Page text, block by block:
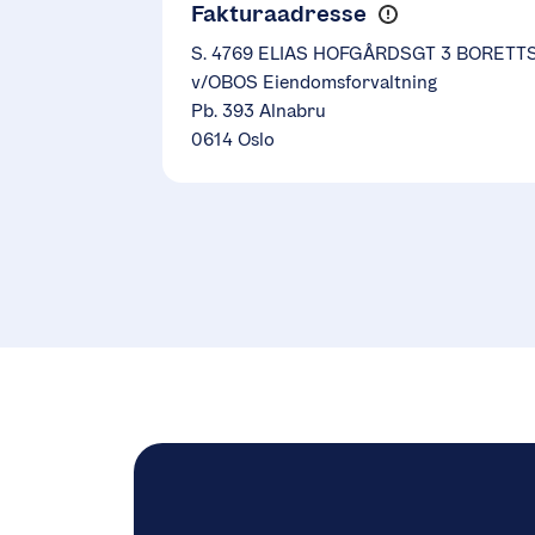
Fakturaadresse
S. 4769 ELIAS HOFGÅRDSGT 3
v/OBOS Eiendomsforvaltning
Pb. 393 Alnabru
0614 Oslo